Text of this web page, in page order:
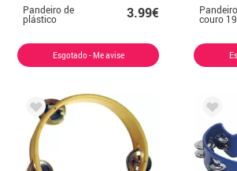
Pandeiro de
plástico 3.99€
Esgotado - Me avise
couro